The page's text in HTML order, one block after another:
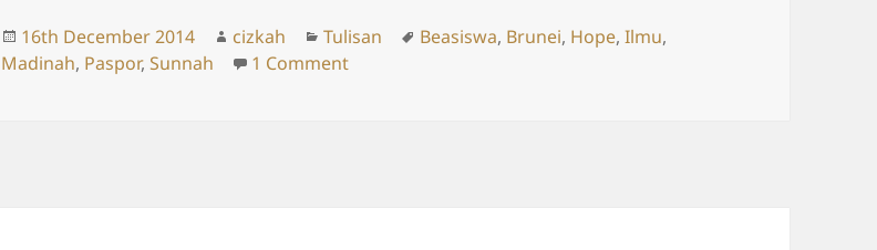
Posted
on
16th December 2014 Author
cizkah Categories
Tulisan Tags
Beasiswa, Brunei, Hope,Ilmu,
Madinah, Paspor,Sunnah 1 Commenton Bye Bye Brunei…